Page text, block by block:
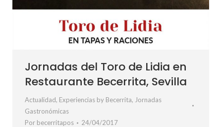
Jornadas del Toro de Lidia en
Restaurante Becerrita, Sevilla
Actualidad, Experiencias by Becerrita, Jornadas
Gastronómicas
Por becerritapos 24/04/2017